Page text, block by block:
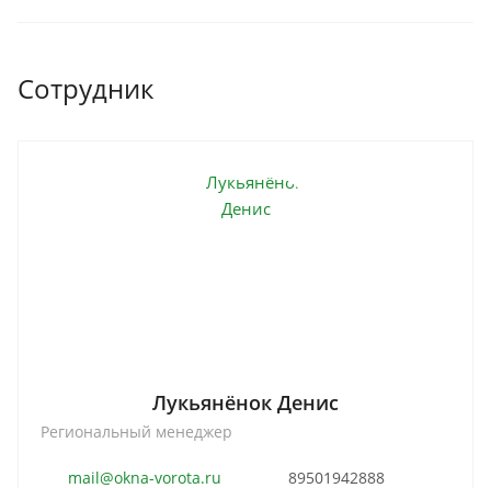
Сотрудник
Лукьянёнок Денис
Региональный менеджер
mail@okna-vorota.ru 89501942888